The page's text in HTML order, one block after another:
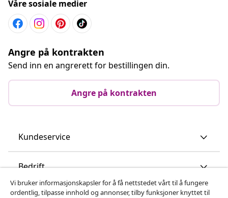
Våre sosiale medier
Angre på kontrakten
Send inn en angrerett for bestillingen din.
Angre på kontrakten
Kundeservice
Bedrift
Vi bruker informasjonskapsler for å få nettstedet vårt til å fungere
ordentlig, tilpasse innhold og annonser, tilby funksjoner knyttet til